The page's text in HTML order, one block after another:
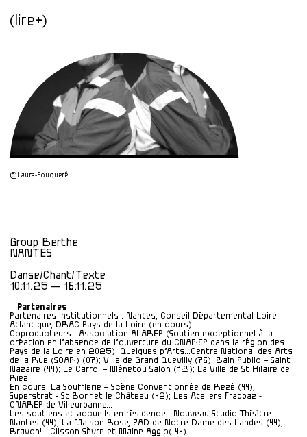
(lire+)
@Laura-Fouqueré
Group Berthe
NANTES
Danse/Chant/Texte
10.11.25 — 16.11.25
Partenaires
Partenaires institutionnels : Nantes, Conseil Départemental Loire-
Atlantique, DRAC Pays de la Loire (en cours).
Coproducteurs : Association ALAREP (Soutien exceptionnel à la
création en l’absence de l’ouverture du CNAREP dans la région des
Pays de la Loire en 2025); Quelques p’Arts…Centre National des Arts
de la Rue (SOAR) (07); Ville de Grand Quevilly (76); Bain Public – Saint
Nazaire (44); Le Carroi – Ménetou Salon (18); La Ville de St Hilaire de
Riez;
En cours: La Soufflerie – Scène Conventionnée de Rezé (44);
Superstrat - St Bonnet le Château (42); Les Ateliers Frappaz -
CNAREP de Villeurbanne...
Les soutiens et accueils en résidence : Nouveau Studio Théâtre –
Nantes (44); La Maison Rose, ZAD de Notre Dame des Landes (44);
Bravoh! - Clisson Sèvre et Maine Agglo( 44).